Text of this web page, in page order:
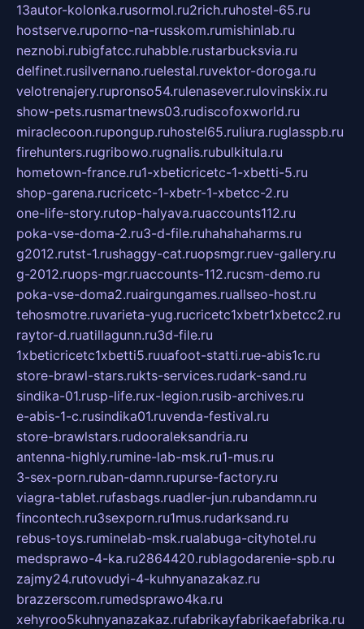
13autor-kolonka.rusormol.ru2rich.ruhostel-65.ru
hostserve.ruporno-na-russkom.rumishinlab.ru
neznobi.rubigfatcc.ruhabble.rustarbucksvia.ru
delfinet.rusilvernano.ruelestal.ruvektor-doroga.ru
velotrenajery.rupronso54.rulenasever.rulovinskix.ru
show-pets.rusmartnews03.rudiscofoxworld.ru
miraclecoon.rupongup.ruhostel65.ruliura.ruglasspb.ru
firehunters.rugribowo.rugnalis.rubulkitula.ru
hometown-france.ru1-xbeticricetc-1-xbetti-5.ru
shop-garena.rucricetc-1-xbetr-1-xbetcc-2.ru
one-life-story.rutop-halyava.ruaccounts112.ru
poka-vse-doma-2.ru3-d-file.ruhahahaharms.ru
g2012.rutst-1.rushaggy-cat.ruopsmgr.ruev-gallery.ru
g-2012.ruops-mgr.ruaccounts-112.rucsm-demo.ru
poka-vse-doma2.ruairgungames.ruallseo-host.ru
tehosmotre.ruvarieta-yug.rucricetc1xbetr1xbetcc2.ru
raytor-d.ruatillagunn.ru3d-file.ru
1xbeticricetc1xbetti5.ruuafoot-statti.rue-abis1c.ru
store-brawl-stars.rukts-services.rudark-sand.ru
sindika-01.rusp-life.rux-legion.rusib-archives.ru
e-abis-1-c.rusindika01.ruvenda-festival.ru
store-brawlstars.rudooraleksandria.ru
antenna-highly.rumine-lab-msk.ru1-mus.ru
3-sex-porn.ruban-damn.rupurse-factory.ru
viagra-tablet.rufasbags.ruadler-jun.rubandamn.ru
fincontech.ru3sexporn.ru1mus.rudarksand.ru
rebus-toys.ruminelab-msk.rualabuga-cityhotel.ru
medsprawo-4-ka.ru2864420.rublagodarenie-spb.ru
zajmy24.rutovudyi-4-kuhnyanazakaz.ru
brazzerscom.rumedsprawo4ka.ru
xehyroo5kuhnyanazakaz.rufabrikayfabrikaefabrika.ru